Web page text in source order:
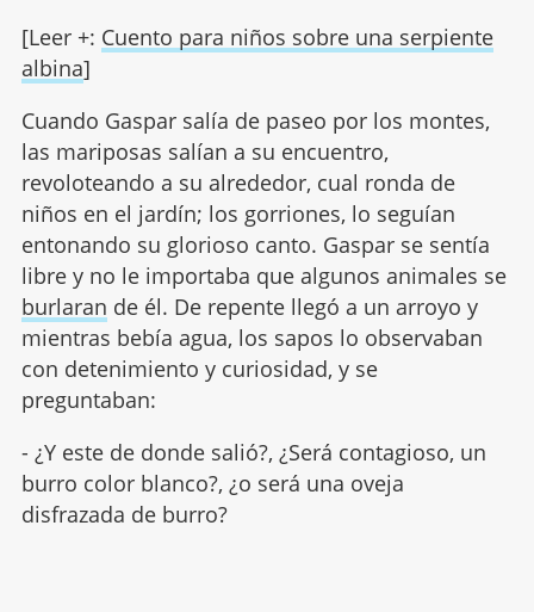
[Leer +: Cuento para niños sobre una serpiente
albina]
Cuando Gaspar salía de paseo por los montes,
las mariposas salían a su encuentro,
revoloteando a su alrededor, cual ronda de
niños en el jardín; los gorriones, lo seguían
entonando su glorioso canto. Gaspar se sentía
libre y no le importaba que algunos animales se
burlaran de él. De repente llegó a un arroyo y
mientras bebía agua, los sapos lo observaban
con detenimiento y curiosidad, y se
preguntaban:
- ¿Y este de donde salió?, ¿Será contagioso, un
burro color blanco?, ¿o será una oveja
disfrazada de burro?